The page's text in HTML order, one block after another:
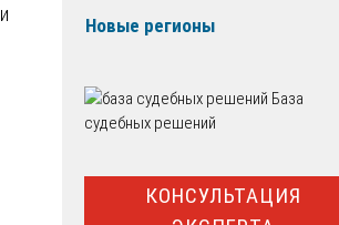
Новые регионы
База
судебных решений
КОНСУЛЬТАЦИЯ